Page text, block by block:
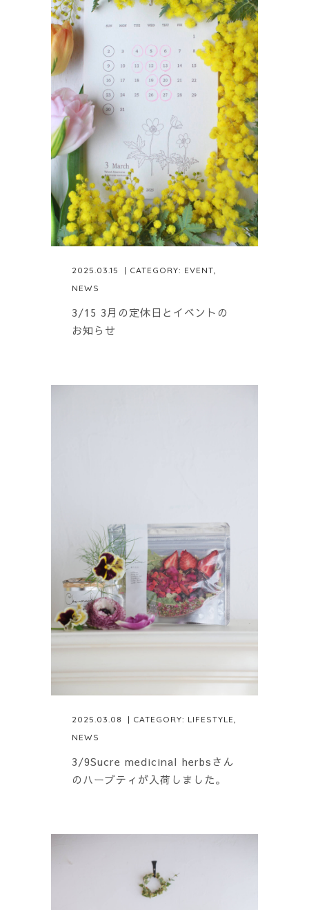
2025.03.15 | CATEGORY: EVENT,
NEWS
3/15 3月の定休日とイベントの
お知らせ
2025.03.08 | CATEGORY: LIFESTYLE,
NEWS
3/9Sucre medicinal herbsさん
のハーブティが入荷しました。